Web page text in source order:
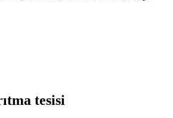
tesisi